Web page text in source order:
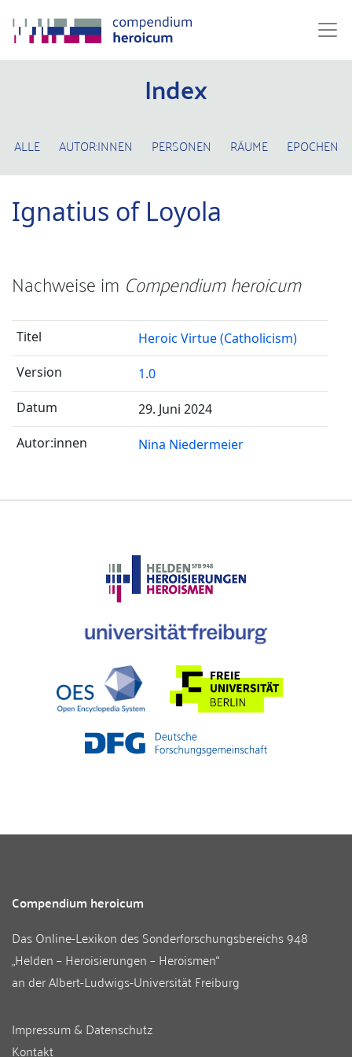
Index
ALLE AUTOR:INNEN PERSONEN RÄUME EPOCHEN
Ignatius of Loyola
Nachweise im Compendium heroicum
Heroic Virtue (Catholicism)
1.0
29. Juni 2024
Nina Niedermeier
Compendium heroicum
Das Online-Lexikon desSonderforschungsbereichs 948
„Helden – Heroisierungen – Heroismen“
an derAlbert-Ludwigs-Universität Freiburg
Impressum & Datenschutz
Kontakt